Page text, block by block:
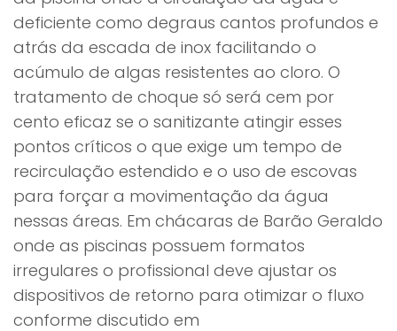
deficiente como degraus cantos profundos e
atrás da escada de inox facilitando o
acúmulo de algas resistentes ao cloro. O
tratamento de choque só será cem por
cento eficaz se o sanitizante atingir esses
pontos críticos o que exige um tempo de
recirculação estendido e o uso de escovas
para forçar a movimentação da água
nessas áreas. Em chácaras de Barão Geraldo
onde as piscinas possuem formatos
irregulares o profissional deve ajustar os
dispositivos de retorno para otimizar o fluxo
conforme discutido em